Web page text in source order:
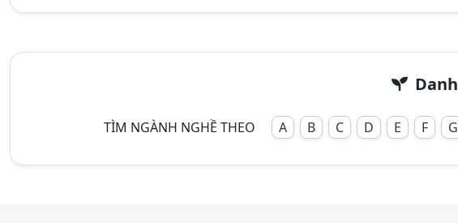
TÌM NGÀNH NGHỀ THEO A B C D E F G